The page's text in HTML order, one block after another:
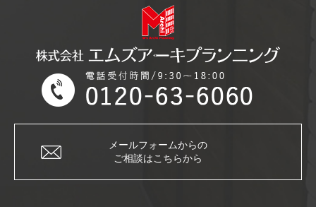
メールフォームからの
ご相談はこちらから